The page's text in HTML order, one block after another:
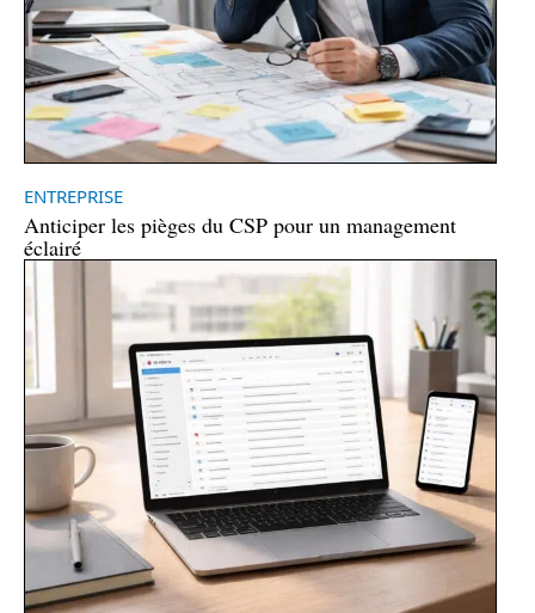
ENTREPRISE
Anticiper les pièges du CSP pour un management
éclairé